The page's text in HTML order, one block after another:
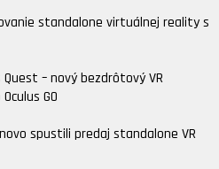
standalone virtuálnej reality s
Quest – nový bezdrôtový VR
GO
spustili predaj standalone VR